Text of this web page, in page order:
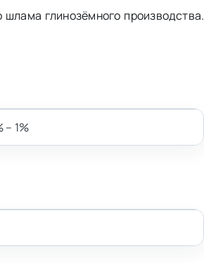
глинозёмного производства.
– 1%